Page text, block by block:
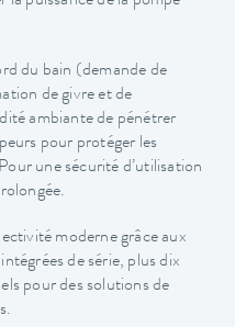
du bain (demande de
de givre et de
ambiante de pénétrer
pour protéger les
une sécurité d’utilisation
moderne grâce aux
de série, plus dix
pour des solutions de